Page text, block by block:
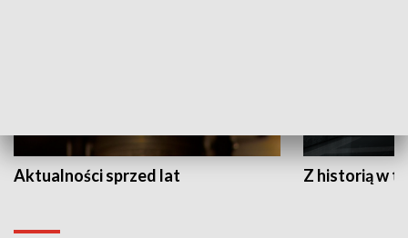
Aktualności sprzed lat Z historią w